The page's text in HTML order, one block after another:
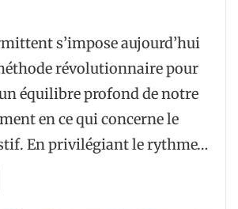
s’impose aujourd’hui
révolutionnaire pour
équilibre profond de notre
en ce qui concerne le
En privilégiant le rythme…